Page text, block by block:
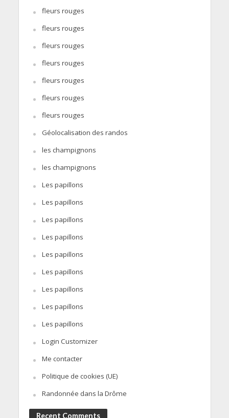
fleurs rouges
fleurs rouges
fleurs rouges
fleurs rouges
fleurs rouges
fleurs rouges
fleurs rouges
Géolocalisation des randos
les champignons
les champignons
Les papillons
Les papillons
Les papillons
Les papillons
Les papillons
Les papillons
Les papillons
Les papillons
Les papillons
Login Customizer
Me contacter
Politique de cookies (UE)
Randonnée dans la Drôme
Recent Comments